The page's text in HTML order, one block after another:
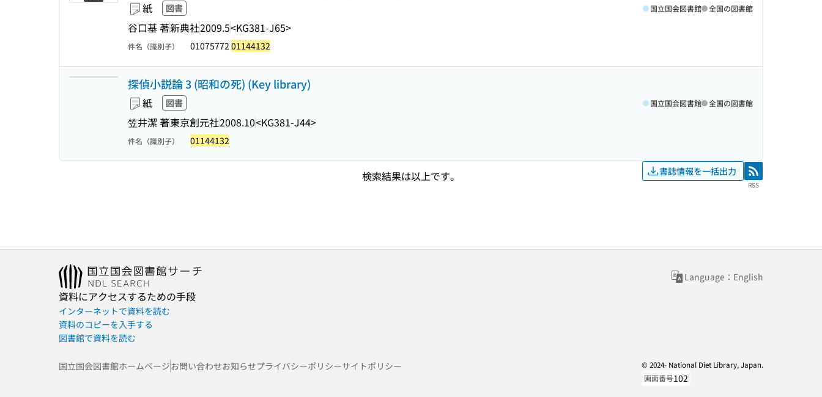
紙 図書
谷口基 著新典社2009.5<KG381-J65>
国立国会図書館 全国の図書館
件名（識別子） 01075772 01144132
探偵小説論 3 (昭和の死) (Key library)
紙 図書
笠井潔 著東京創元社2008.10<KG381-J44>
国立国会図書館 全国の図書館
件名（識別子） 01144132
検索結果は以上です。 書誌情報を一括出力 RSS
RSS
Language：English
資料にアクセスするための手段
インターネットで資料を読む
資料のコピーを入手する
図書館で資料を読む
国立国会図書館ホームページお問い合わせお知らせプライバシーポリシーサイトポリシー
© 2024- National Diet Library, Japan.
画面番号102